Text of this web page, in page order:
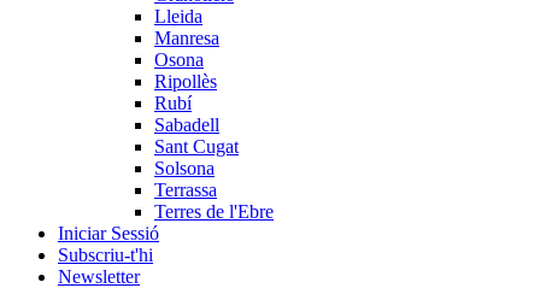
Lleida
Manresa
Osona
Ripollès
Rubí
Sabadell
Sant Cugat
Solsona
Terrassa
Terres de l'Ebre
Iniciar Sessió
Subscriu-t'hi
Newsletter